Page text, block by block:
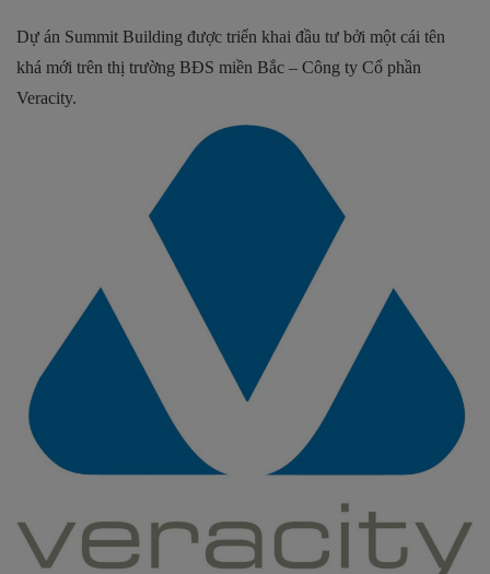
Dự án Summit Building được triển khai đầu tư bởi một cái tên
khá mới trên thị trường BĐS miền Bắc – Công ty Cổ phần
Veracity.